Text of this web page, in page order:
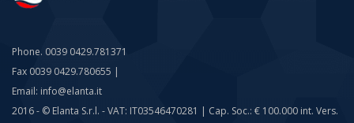
Phone. 0039 0429.781371
Fax 0039 0429.780655 |
Email: info@elanta.it
2016 - © Elanta S.r.l. - VAT: IT03546470281 | Cap. Soc.: € 100.000 int. Vers.